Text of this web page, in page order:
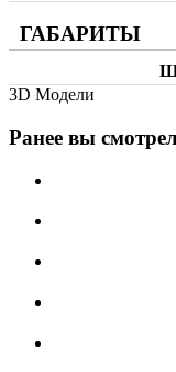
ГАБАРИТЫ
3D Модели
Ранее вы